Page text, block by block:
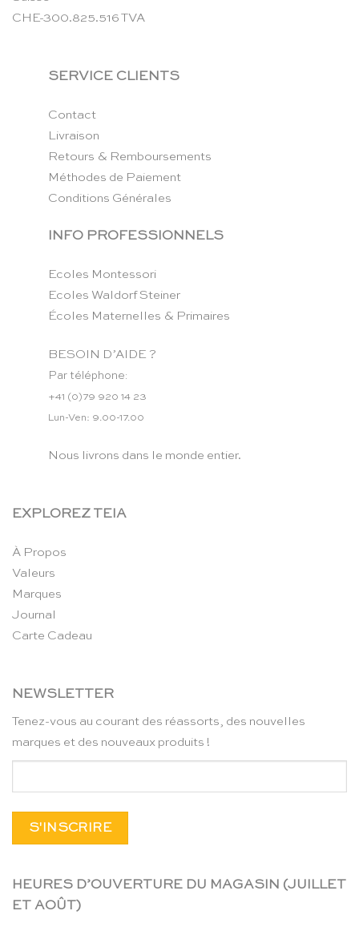
CHE-300.825.516 TVA
SERVICE CLIENTS
Contact
Livraison
Retours & Remboursements
Méthodes de Paiement
Conditions Générales
INFO PROFESSIONNELS
Ecoles Montessori
Ecoles Waldorf Steiner
Écoles Maternelles & Primaires
BESOIN D’AIDE ?
Par téléphone:
+41 (0)79 920 14 23
Lun-Ven: 9.00-17.00
Nous livrons dans le monde entier.
EXPLOREZ TEIA
À Propos
Valeurs
Marques
Journal
Carte Cadeau
NEWSLETTER
Tenez-vous au courant des réassorts, des nouvelles
marques et des nouveaux produits !
HEURES D’OUVERTURE DU MAGASIN (JUILLET
ET AOÛT)